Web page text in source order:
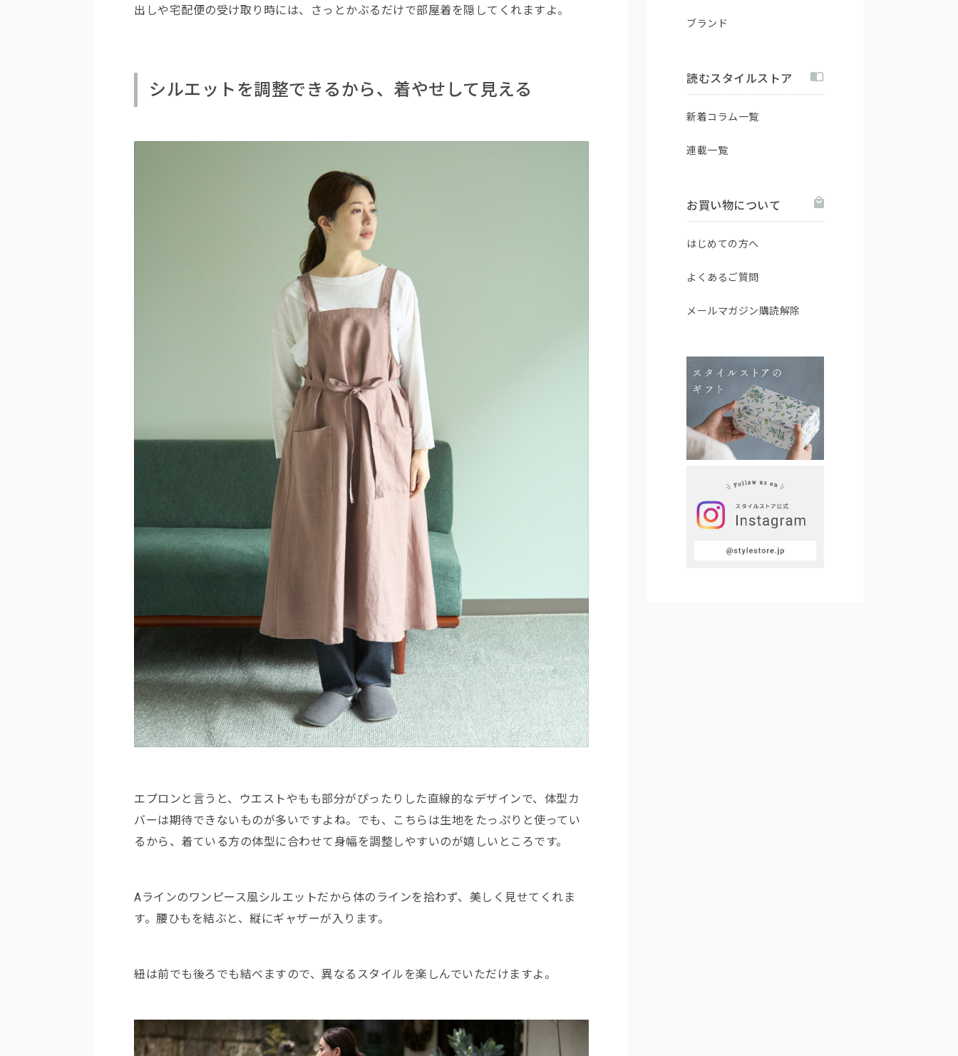
出しや宅配便の受け取り時には、さっとかぶるだけで部屋着を隠してくれますよ。
シルエットを調整できるから、着やせして見える
エプロンと言うと、ウエストやもも部分がぴったりした直線的なデザインで、体型カ
バーは期待できないものが多いですよね。でも、こちらは生地をたっぷりと使ってい
るから、着ている方の体型に合わせて身幅を調整しやすいのが嬉しいところです。
Aラインのワンピース風シルエットだから体のラインを拾わず、美しく見せてくれま
す。腰ひもを結ぶと、縦にギャザーが入ります。
紐は前でも後ろでも結べますので、異なるスタイルを楽しんでいただけますよ。
ブランド
読むスタイルストア
新着コラム一覧
連載一覧
お買い物について
はじめての方へ
よくあるご質問
メールマガジン購読解除